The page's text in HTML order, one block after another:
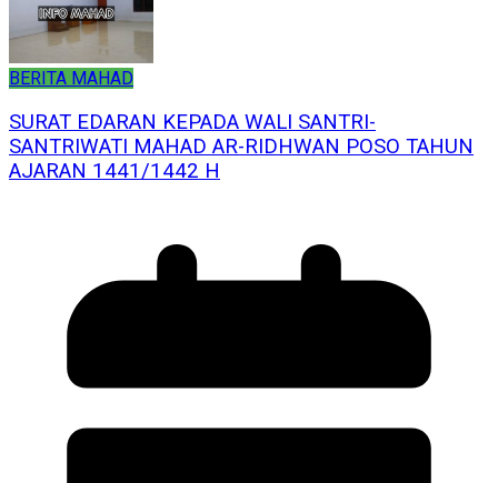
BERITA MAHAD
SURAT EDARAN KEPADA WALI SANTRI-
SANTRIWATI MAHAD AR-RIDHWAN POSO TAHUN
AJARAN 1441/1442 H